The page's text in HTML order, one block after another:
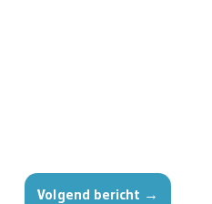
Volgend bericht →